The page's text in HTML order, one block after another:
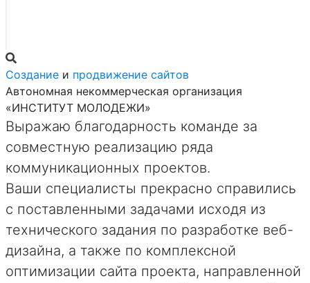
Создание и продвижение сайтов
Автономная некоммерческая организация
«ИНСТИТУТ МОЛОДЕЖИ»
Выражаю благодарность команде за
совместную реализацию ряда
коммуникационных проектов.
Ваши специалисты прекрасно справились
с поставленными задачами исходя из
технического задания по разработке веб-
дизайна, а также по комплексной
оптимизации сайта проекта, направленной